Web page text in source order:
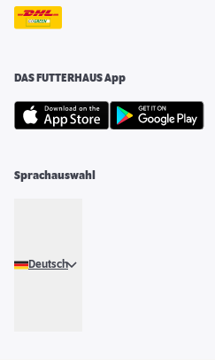
DAS FUTTERHAUS App
Sprachauswahl
Deutsch